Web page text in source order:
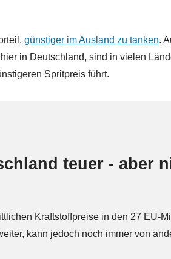
günstiger im Ausland zu tanken.
in Deutschland, sind in vielen
Spritpreis führt.
teuer - aber
Kraftstoffpreise in den 27 EU-
kann jedoch noch immer von